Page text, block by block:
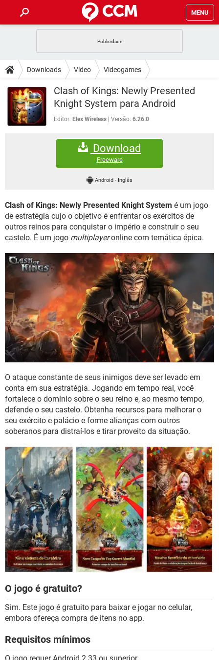
MENU
CELULAR FACEBOOK
OUTLOOK EXCEL
INSTAGRAM GMAIL
GUIA DE COMPRAS
DICAS
JOGOS WHATSAPP
CELULAR FACEBOOK
OUTLOOK
DOWNLOADS
JOGOS WHATSAPP
CELULAR FACEBOOK
EXCEL
GMAIL
FÓRUM
FACEBOOK
EXCEL
GMAIL
WHATSAPP
INSTAGRAM GMAIL
GUIA DE COMPRAS
Downloads Vídeo Videogames
Clash of Kings: Newly Presented
Knight System para Android
Editor: Elex Wireless Versão: 6.26.0
Download
Freeware
Android- Inglês
Clash of Kings: Newly Presented Knight System é um jogo
de estratégia cujo o objetivo é enfrentar os exércitos de
outros reinos para conquistar o império e construir o seu
castelo. É um jogo multiplayeronline com temática épica.
O ataque constante de seus inimigos deve ser levado em
conta em sua estratégia. Jogando em tempo real, você
fortalece o domínio sobre o seu reino e, ao mesmo tempo,
defende o seu castelo. Obtenha recursos para melhorar o
seu exército e palácio e forme alianças com outros
soberanos para distraí-los e tirar proveito da situação.
O jogo é gratuito?
Sim. Este jogo é gratuito para baixar e jogar no celular,
embora ofereça compra de itens no app.
Requisitos mínimos